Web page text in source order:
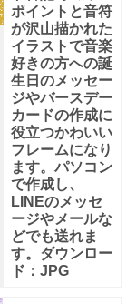
ポイントと音符
が沢山描かれた
イラストで音楽
好きの方への誕
生日のメッセー
ジやバースデー
カードの作成に
役立つかわいい
フレームになり
ます。パソコン
で作成し、
LINEのメッセ
ージやメールな
どでも送れま
す。ダウンロー
ド：JPG